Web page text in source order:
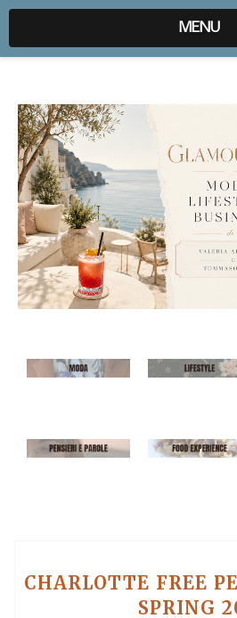
expr:lang=it;data:blog.locale
MENU
CHARLOTTE FREE
SPRING